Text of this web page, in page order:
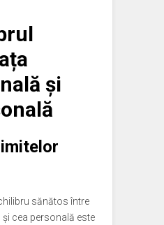
și
sănătos între
cea personală este